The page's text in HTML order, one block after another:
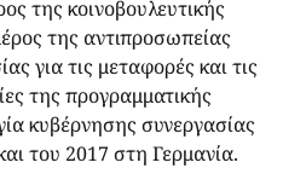
της κοινοβουλευτικής
της αντιπροσωπείας
για τις μεταφορές και τις
της προγραμματικής
κυβέρνησης συνεργασίας
του 2017 στη Γερμανία.